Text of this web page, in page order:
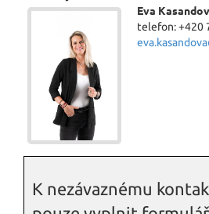
Eva
telefon: +420
K nezávaznému